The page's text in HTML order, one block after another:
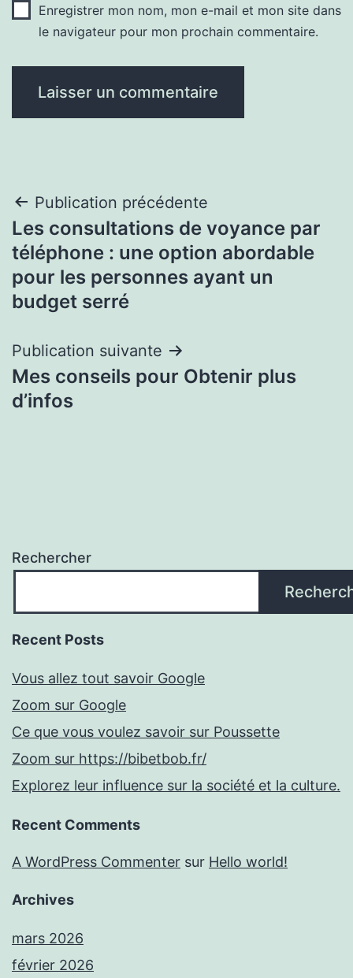
Enregistrer mon nom, mon e-mail et mon site dans
le navigateur pour mon prochain commentaire.
Navigation
de
l’article
Publication précédente
Les consultations de voyance par
téléphone : une option abordable
pour les personnes ayant un
budget serré
Publication suivante
Mes conseils pour Obtenir plus
d’infos
Rechercher
Recent Posts
Vous allez tout savoir Google
Zoom sur Google
Ce que vous voulez savoir sur Poussette
Zoom sur https://bibetbob.fr/
Explorez leur influence sur la société et la culture.
Recent Comments
A WordPress Commenter sur Hello world!
Archives
mars 2026
février 2026